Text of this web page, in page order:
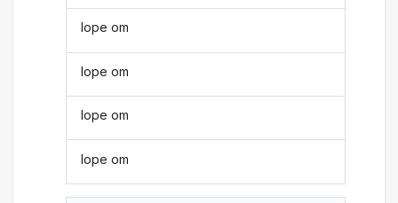
lope om
lope om
lope om
lope om